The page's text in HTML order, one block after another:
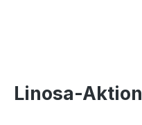
Linosa-Aktion